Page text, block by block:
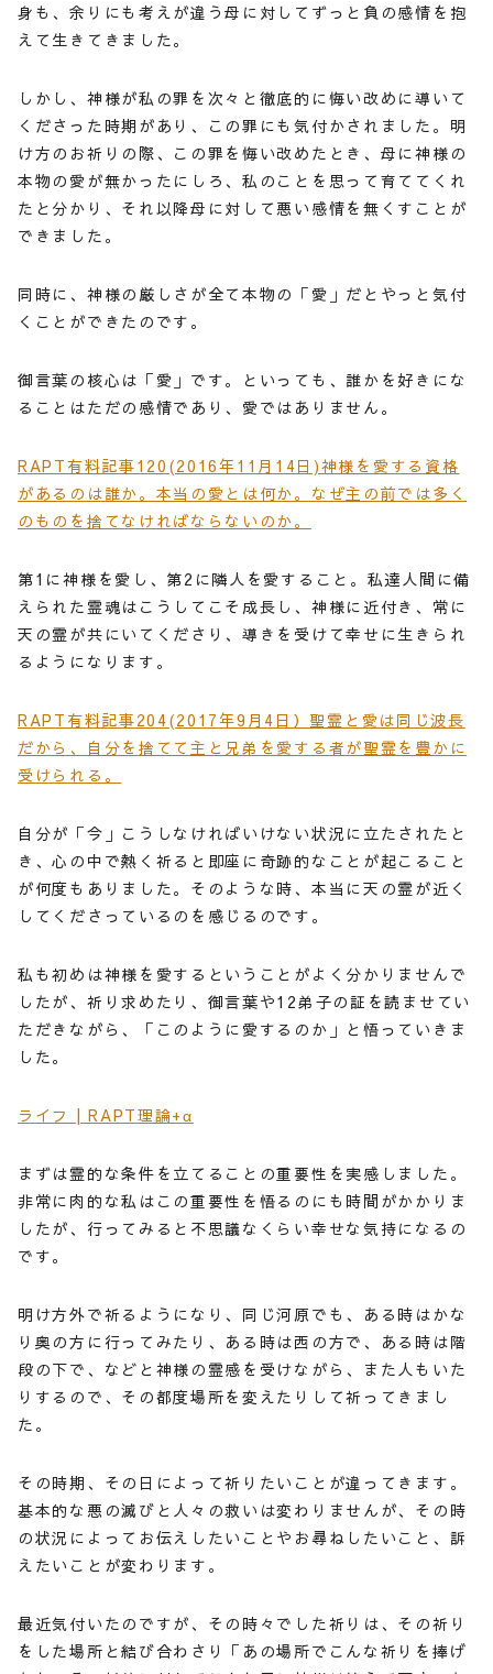
身も、余りにも考えが違う母に対してずっと負の感情を抱
えて生きてきました。
しかし、神様が私の罪を次々と徹底的に悔い改めに導いて
くださった時期があり、この罪にも気付かされました。明
け方のお祈りの際、この罪を悔い改めたとき、母に神様の
本物の愛が無かったにしろ、私のことを思って育ててくれ
たと分かり、それ以降母に対して悪い感情を無くすことが
できました。
同時に、神様の厳しさが全て本物の「愛」だとやっと気付
くことができたのです。
御言葉の核心は「愛」です。といっても、誰かを好きにな
ることはただの感情であり、愛ではありません。
RAPT有料記事120(2016年11月14日)神様を愛する資格
があるのは誰か。本当の愛とは何か。なぜ主の前では多く
のものを捨てなければならないのか。
第1に神様を愛し、第2に隣人を愛すること。私達人間に備
えられた霊魂はこうしてこそ成長し、神様に近付き、常に
天の霊が共にいてくださり、導きを受けて幸せに生きられ
るようになります。
RAPT有料記事204(2017年9月4日）聖霊と愛は同じ波長
だから、自分を捨てて主と兄弟を愛する者が聖霊を豊かに
受けられる。
自分が「今」こうしなければいけない状況に立たされたと
き、心の中で熱く祈ると即座に奇跡的なことが起こること
が何度もありました。そのような時、本当に天の霊が近く
してくださっているのを感じるのです。
私も初めは神様を愛するということがよく分かりませんで
したが、祈り求めたり、御言葉や12弟子の証を読ませてい
ただきながら、「このように愛するのか」と悟っていきま
した。
ライフ | RAPT理論+α
まずは霊的な条件を立てることの重要性を実感しました。
非常に肉的な私はこの重要性を悟るのにも時間がかかりま
したが、行ってみると不思議なくらい幸せな気持になるの
です。
明け方外で祈るようになり、同じ河原でも、ある時はかな
り奥の方に行ってみたり、ある時は西の方で、ある時は階
段の下で、などと神様の霊感を受けながら、また人もいた
りするので、その都度場所を変えたりして祈ってきまし
た。
その時期、その日によって祈りたいことが違ってきます。
基本的な悪の滅びと人々の救いは変わりませんが、その時
の状況によってお伝えしたいことやお尋ねしたいこと、訴
えたいことが変わります。
最近気付いたのですが、その時々でした祈りは、その祈り
をした場所と結び合わさり「あの場所でこんな祈りを捧げ